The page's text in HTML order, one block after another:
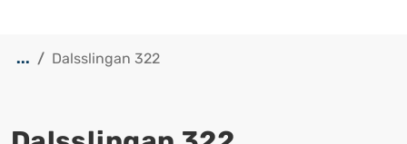
... Dalsslingan 322